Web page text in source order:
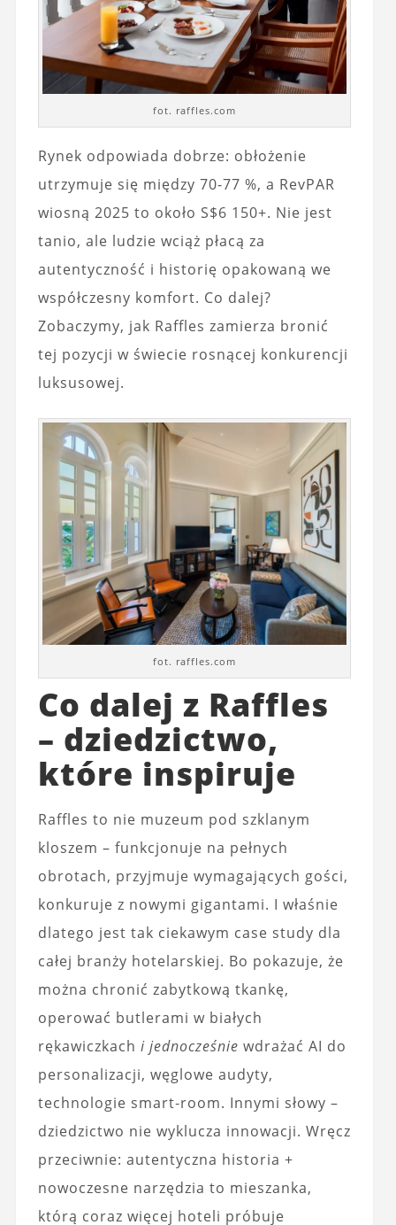
fot. raffles.com
Rynek odpowiada dobrze: obłożenie
utrzymuje się między 70-77 %, a RevPAR
wiosną 2025 to około S$6 150+. Nie jest
tanio, ale ludzie wciąż płacą za
autentyczność i historię opakowaną we
współczesny komfort. Co dalej?
Zobaczymy, jak Raffles zamierza bronić
tej pozycji w świecie rosnącej konkurencji
luksusowej.
fot. raffles.com
Co dalej z Raffles
– dziedzictwo,
które inspiruje
Raffles to nie muzeum pod szklanym
kloszem – funkcjonuje na pełnych
obrotach, przyjmuje wymagających gości,
konkuruje z nowymi gigantami. I właśnie
dlatego jest tak ciekawym case study dla
całej branży hotelarskiej. Bo pokazuje, że
można chronić zabytkową tkankę,
operować butlerami w białych
rękawiczkach i jednocześnie wdrażać AI do
personalizacji, węglowe audyty,
technologie smart‑room. Innymi słowy –
dziedzictwo nie wyklucza innowacji. Wręcz
przeciwnie: autentyczna historia +
nowoczesne narzędzia to mieszanka,
którą coraz więcej hoteli próbuje